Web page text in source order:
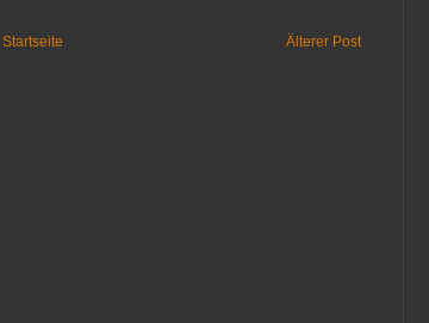
Älterer Post
Startseite